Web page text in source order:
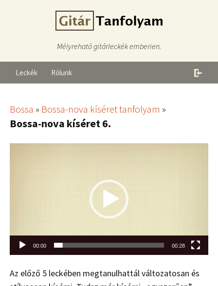
Mélyreható gitárleckék emberien.
Leckék Rólunk
Bossa » Bossa-nova kíséret tanfolyam »
Bossa-nova kíséret 6.
00:00 00:28
Az előző 5 leckében megtanulhattál változatosan és